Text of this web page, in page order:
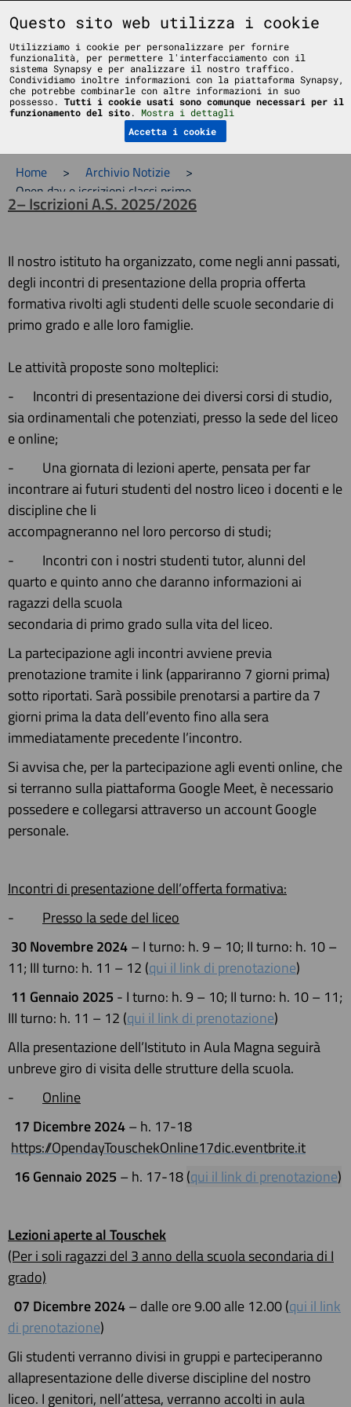
Liceo Scientifico Statale Bruno Touschek - Grottaferrata - Roma
Menu
Home > Archivio Notizie
>
Open day e iscrizioni classi prime
2– Iscrizioni A.S. 2025/2026
Il nostro istituto ha organizzato, come negli anni passati,
degli incontri di presentazione della propria offerta
formativa rivolti agli studenti delle scuole secondarie di
primo grado e alle loro famiglie.
Le attività proposte sono molteplici:
- Incontri di presentazione dei diversi corsi di studio,
sia ordinamentali che potenziati, presso la sede del liceo
e online;
- Una giornata di lezioni aperte, pensata per far
incontrare ai futuri studenti del nostro liceo i docenti e le
discipline che li
accompagneranno nel loro percorso di studi;
- Incontri con i nostri studenti tutor, alunni del
quarto e quinto anno che daranno informazioni ai
ragazzi della scuola
secondaria di primo grado sulla vita del liceo.
La partecipazione agli incontri avviene previa
prenotazione tramite i link (appariranno 7 giorni prima)
sotto riportati. Sarà possibile prenotarsi a partire da 7
giorni prima la data dell’evento fino alla sera
immediatamente precedente l’incontro.
Si avvisa che, per la partecipazione agli eventi online, che
si terranno sulla piattaforma Google Meet, è necessario
possedere e collegarsi attraverso un account Google
personale.
Incontri di presentazione dell’offerta formativa:
- Presso la sede del liceo
30 Novembre 2024– I turno: h. 9 – 10; II turno: h. 10 –
11; III turno: h. 11 – 12 (qui il link di prenotazione)
11 Gennaio 2025 - I turno: h. 9 – 10; II turno: h. 10 – 11;
III turno: h. 11 – 12 (qui il link di prenotazione)
Alla presentazione dell’Istituto in Aula Magna seguirà
unbreve giro di visita delle strutture della scuola.
- Online
17 Dicembre 2024– h. 17-18
https://OpendayTouschekOnline17dic.eventbrite.it
16 Gennaio 2025 – h. 17-18(qui il link di prenotazione)
Lezioni aperte al Touschek
(Per i soli ragazzi del 3 anno della scuola secondaria di I
grado)
07 Dicembre 2024– dalle ore 9.00 alle 12.00(qui il link
di prenotazione)
Gli studenti verranno divisi in gruppi e parteciperanno
allapresentazione delle diverse discipline del nostro
liceo. I genitori, nell’attesa, verranno accolti in aula
Questo sito web utilizza i cookie
Utilizziamo i cookie per personalizzare per fornire
funzionalità, per permettere l'interfacciamento con il
sistema Synapsy e per analizzare il nostro traffico.
Condividiamo inoltre informazioni con la piattaforma Synapsy,
che potrebbe combinarle con altre informazioni in suo
possesso. Tutti i cookie usati sono comunque necessari per il
funzionamento del sito. Mostra i dettagli
Accetta i cookie